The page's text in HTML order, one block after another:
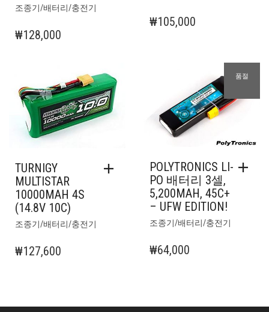
조종기/배터리/충전기
₩128,000
₩105,000
TURNIGY
MULTISTAR
10000MAH 4S
(14.8V 10C)
조종기/배터리/충전기
₩127,600
품절
POLYTRONICS LI-
PO 배터리 3셀,
5,200MAH, 45C+
– UFW EDITION!
조종기/배터리/충전기
₩64,000